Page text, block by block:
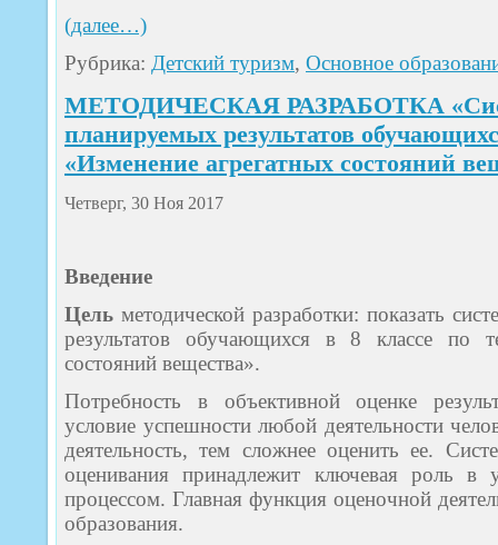
(далее…)
Рубрика: Детский туризм, Основное
МЕТОДИЧЕСКАЯ РАЗРАБОТКА
планируемых результатов
«Изменение агрегатных состояний
Четверг, 30 Ноя 2017
Введение
Цель методической разработки: показать
результатов обучающихся в 8 классе по
состояний вещества».
Потребность в объективной оценке
условие успешности любой деятельности
деятельность, тем сложнее оценить ее.
оценивания принадлежит ключевая роль в
процессом. Главная функция оценочной
образования.